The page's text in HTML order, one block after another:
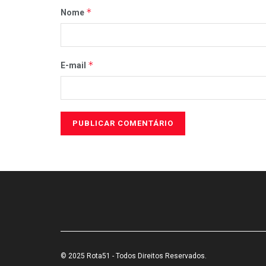
Nome *
E-mail *
© 2025 Rota51 - Todos Direitos Reservados.